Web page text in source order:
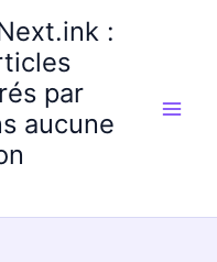
:
par
aucune